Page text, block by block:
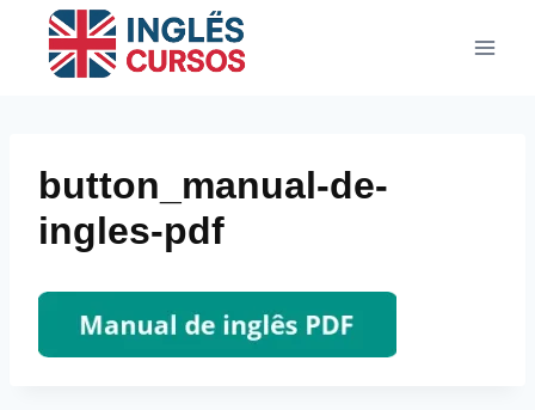
button_manual-de-
ingles-pdf